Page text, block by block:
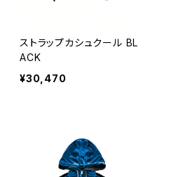
ストラップカシュクール BL
ACK
¥30,470